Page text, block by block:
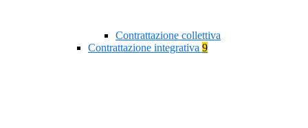
Contrattazione collettiva
Contrattazione integrativa 9